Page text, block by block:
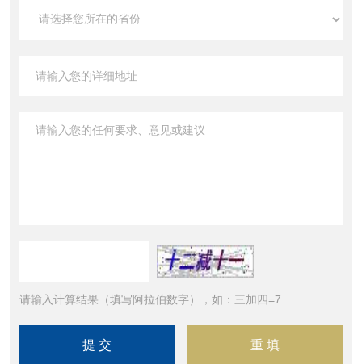
请输入计算结果（填写阿拉伯数字），如：三加四=7